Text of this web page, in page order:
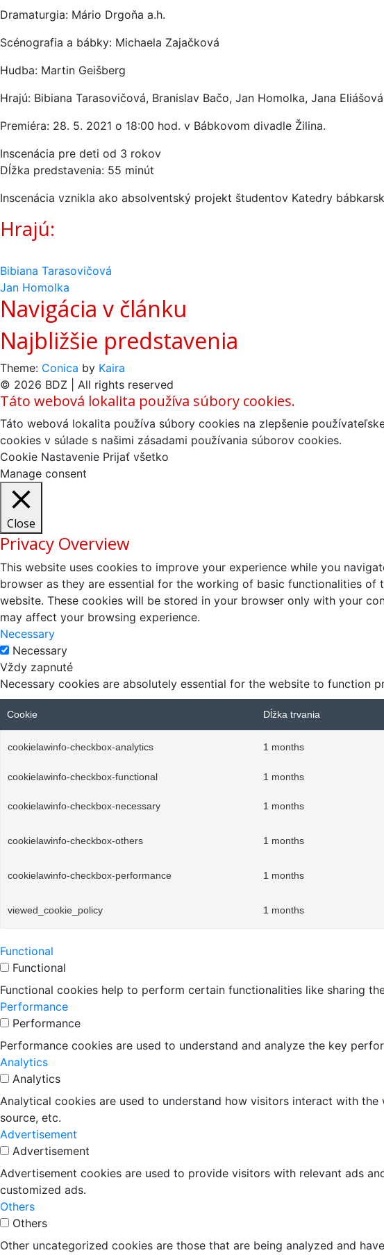
Dramaturgia: Mário Drgoňa a.h.
Scénografia a bábky: Michaela Zajačková
Hudba: Martin Geišberg
Hrajú: Bibiana Tarasovičová, Branislav Bačo, Jan Homolka, Jana
Premiéra: 28. 5. 2021 o 18:00 hod. v Bábkovom divadle Žilina.
Inscenácia pre deti od 3 rokov
Dĺžka predstavenia: 55 minút
Inscenácia vznikla ako absolventský projekt študentov Katedry
Hrajú:
Bibiana Tarasovičová
Jan Homolka
Navigácia v článku
Najbližšie predstavenia
Theme: Conica by Kaira
© 2026 BDZ | All rights reserved
Táto webová lokalita používa súbory cookies.
Táto webová lokalita používa súbory cookies na zlepšenie
cookies v súlade s našimi zásadami používania súborov cookies.
Cookie Nastavenie Prijať všetko
Manage consent
Close
Privacy Overview
This website uses cookies to improve your experience while you
browser as they are essential for the working of basic functionalities
website. These cookies will be stored in your browser only with your
may affect your browsing experience.
Necessary
Necessary
Vždy zapnuté
Necessary cookies are absolutely essential for the website to function
Cookie Dĺžka trvania
cookielawinfo-checkbox-analytics 1 months
cookielawinfo-checkbox-functional 1 months
cookielawinfo-checkbox-necessary 1 months
cookielawinfo-checkbox-others 1 months
cookielawinfo-checkbox-performance 1 months
viewed_cookie_policy 1 months
Functional
Functional
Functional cookies help to perform certain functionalities like sharing
Performance
Performance
Performance cookies are used to understand and analyze the key
Analytics
Analytics
Analytical cookies are used to understand how visitors interact with
source, etc.
Advertisement
Advertisement
Advertisement cookies are used to provide visitors with relevant ads
customized ads.
Others
Others
Other uncategorized cookies are those that are being analyzed and